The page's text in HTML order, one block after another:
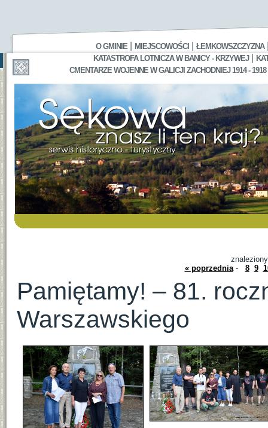
O GMINIE MIEJSCOWOŚCI ŁEMKOWSZCZYZNA
KATASTROFA LOTNICZA W BANICY - KRZYWEJ|
CMENTARZE WOJENNE W GALICJI ZACHODNIEJ 1914 - 1918
« poprzednia- 8 9
Pamiętamy! – 81.
Warszawskiego